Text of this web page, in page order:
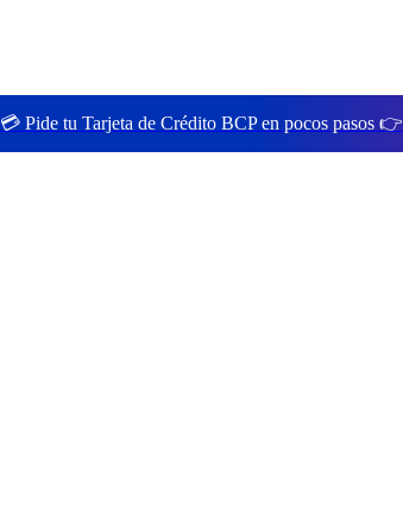
💳 Pide tu Tarjeta de Crédito BCP en pocos pasos 👉